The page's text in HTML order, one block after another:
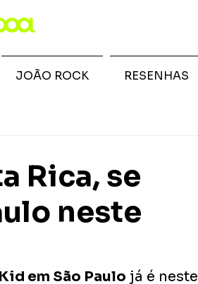
Rica, se
neste
em São Paulo já é neste
JOÃO ROCK RESENHAS